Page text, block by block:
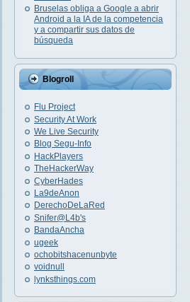
Bruselas obliga a Google a abrir
Android a la IA de la competencia
y a compartir sus datos de
búsqueda
Blogroll
Flu Project
Security At Work
We Live Security
Blog Segu-Info
HackPlayers
TheHackerWay
CyberHades
La9deAnon
DerechoDeLaRed
Snifer@L4b's
BandaAncha
ugeek
ochobitshacenunbyte
voidnull
lynksthings.com